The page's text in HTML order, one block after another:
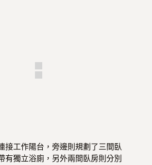
接工作陽台，旁邊則規劃了三間臥
有獨立浴廁，另外兩間臥房則分別